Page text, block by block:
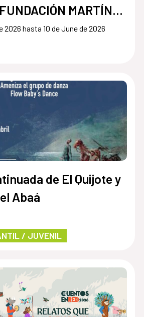
MARTÍNEZ
2026 hasta 10 de June de 2026
de El Quijote y
Abaá
/ JUVENIL